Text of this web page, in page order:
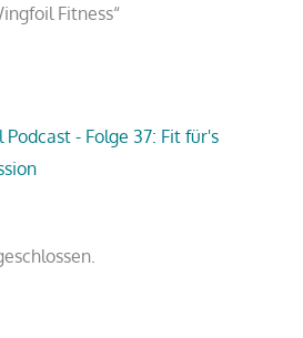
Fitness“
- Folge 37: Fit für's